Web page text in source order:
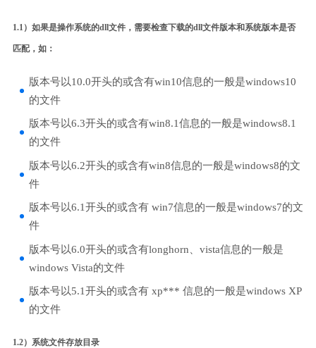
1.1）如果是操作系统的dll文件，需要检查下载的dll文件版本和系统版本是否
匹配，如：
版本号以10.0开头的或含有win10信息的一般是windows10
的文件
版本号以6.3开头的或含有win8.1信息的一般是windows8.1
的文件
版本号以6.2开头的或含有win8信息的一般是windows8的文
件
版本号以6.1开头的或含有 win7信息的一般是windows7的文
件
版本号以6.0开头的或含有longhorn、vista信息的一般是
windows Vista的文件
版本号以5.1开头的或含有 xp*** 信息的一般是windows XP
的文件
1.2）系统文件存放目录